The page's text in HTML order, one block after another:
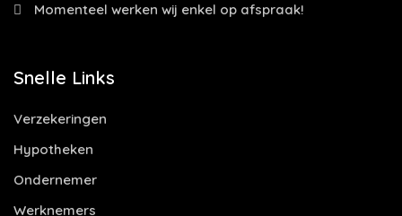
Momenteel werken wij enkel op afspraak!
Snelle Links
Verzekeringen
Hypotheken
Ondernemer
Werknemers